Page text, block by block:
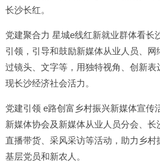
长沙长红。
党建聚合力 星城e线红新就业群体看长
引领，引导和鼓励新媒体从业人员、网
过镜头、文字等，用独特视角、创新表
现长沙经济社会活力。
党建引领 e路创富乡村振兴新媒体宣传
新媒体协会及新媒体从业人员分会、
直播带货、采风采访等活动，助力乡村
基层党员和新农人。